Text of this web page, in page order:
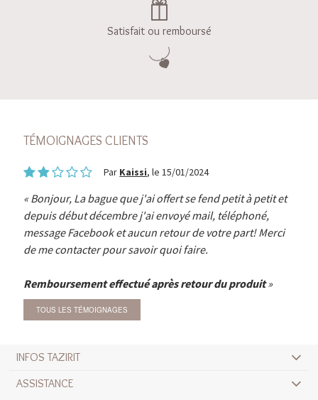
Satisfait ou remboursé
TÉMOIGNAGES CLIENTS
Par Kaissi, le 15/01/2024
Bonjour, La bague que j'ai offert se fend petit à petit et
depuis début décembre j'ai envoyé mail, téléphoné,
message Facebook et aucun retour de votre part! Merci
de me contacter pour savoir quoi faire.
Remboursement effectué après retour du produit
TOUS LES TÉMOIGNAGES
INFOS TAZIRIT
ASSISTANCE